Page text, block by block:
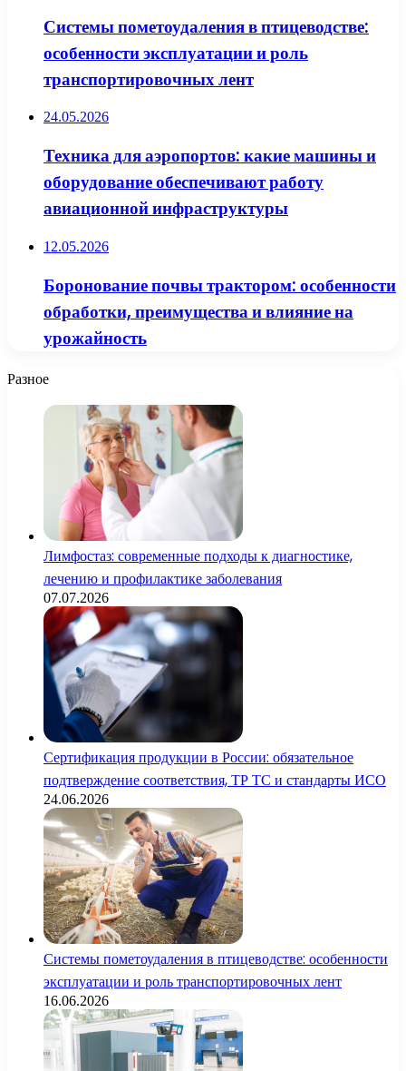
Системы пометоудаления в птицеводстве:
особенности эксплуатации и роль
транспортировочных лент
24.05.2026
Техника для аэропортов: какие машины и
оборудование обеспечивают работу
авиационной инфраструктуры
12.05.2026
Боронование почвы трактором: особенности
обработки, преимущества и влияние на
урожайность
Разное
Лимфостаз: современные подходы к диагностике,
лечению и профилактике заболевания
07.07.2026
Сертификация продукции в России: обязательное
подтверждение соответствия, ТР ТС и стандарты ИСО
24.06.2026
Системы пометоудаления в птицеводстве: особенности
эксплуатации и роль транспортировочных лент
16.06.2026